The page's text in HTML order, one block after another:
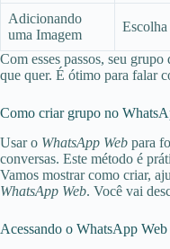
Adicionando
uma Imagem
Com esses passos, seu
que quer. É ótimo para falar
Como criar grupo no
Usar o WhatsApp Web para
conversas. Este método é
Vamos mostrar como criar,
WhatsApp Web. Você vai
Acessando o WhatsApp Web